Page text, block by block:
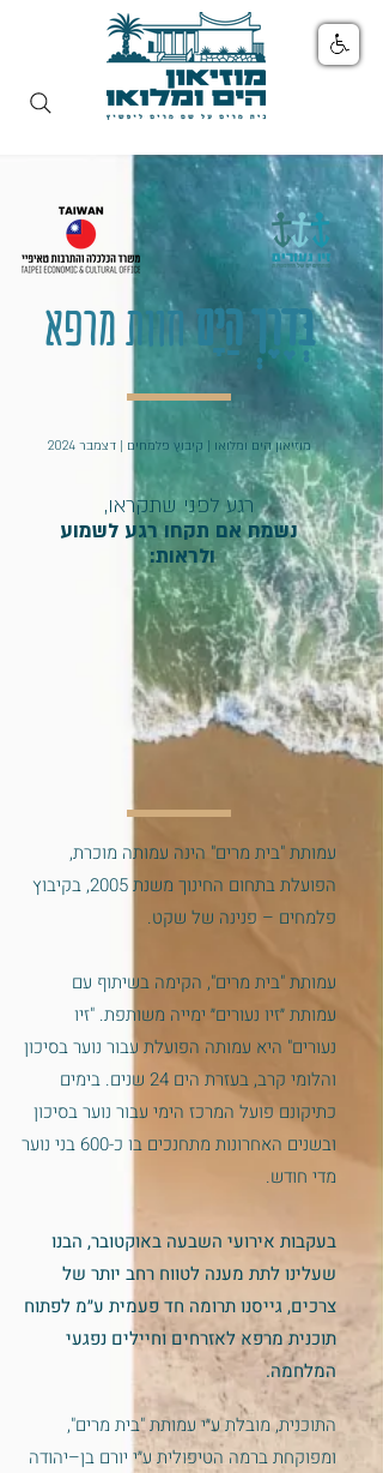
בְּדֶרֶךְ הַיָּםחוות מרפא
מוזיאון הים ומלואו | קיבוץ פלמחים | דצמבר 2024
רגע לפני שתקראו,
נשמח אם תקחו רגע לשמוע
ולראות:
עמותת "בית מרים" הינה עמותה מוכרת,
הפועלת בתחום החינוך משנת 2005, בקיבוץ
פלמחים – פנינה של שקט.
עמותת "בית מרים", הקימה בשיתוף עם
עמותת ״זיו נעורים״ ימייה משותפת. "זיו
נעורים" היא עמותה הפועלת עבור נוער בסיכון
והלומי קרב, בעזרת הים 24 שנים. בימים
כתיקונם פועל המרכז הימי עבור נוער בסיכון
ובשנים האחרונות מתחנכים בו כ-600 בני נוער
מדי חודש.
בעקבות אירועי השבעה באוקטובר, הבנו
שעלינו לתת מענה לטווח רחב יותר של
צרכים, גייסנו תרומה חד פעמית ע״מ לפתוח
תוכנית מרפא לאזרחים וחיילים נפגעי
המלחמה.
התוכנית, מובלת ע״י עמותת "בית מרים",
ומפוקחת ברמה הטיפולית ע״י יורם בן–יהודה